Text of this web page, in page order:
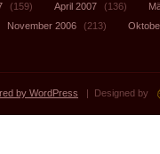
(159) April 2007 (136)
November 2006
(213)
by WordPress | Designed by